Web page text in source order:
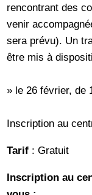
rencontrant des
venir
sera prévu). Un
être mis à
» le 26 février, de
Inscription au
Tarif : Gratuit
Inscription au